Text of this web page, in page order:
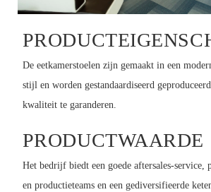
De eetkamerstoelen zijn gemaakt in een
stijl en worden gestandaardiseerd
kwaliteit te garanderen.
PRODUCTWAARDE
Het bedrijf biedt een goede aftersales-service,
en productieteams en een gediversifieerde